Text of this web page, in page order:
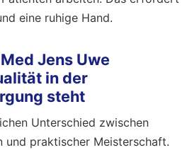
eine ruhige Hand.
Jens Uwe
in der
steht
Unterschied zwischen
und praktischer Meisterschaft.